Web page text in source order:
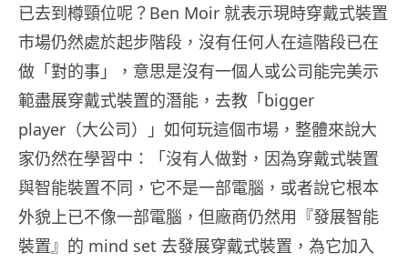
已去到樽頸位呢？Ben Moir 就表示現時穿戴式裝置
市場仍然處於起步階段，沒有任何人在這階段已在
做「對的事」，意思是沒有一個人或公司能完美示
範盡展穿戴式裝置的潛能，去教「bigger
player（大公司）」如何玩這個市場，整體來說大
家仍然在學習中：「沒有人做對，因為穿戴式裝置
與智能裝置不同，它不是一部電腦，或者說它根本
外貌上已不像一部電腦，但廠商仍然用『發展智能
裝置』的 mind set 去發展穿戴式裝置，為它加入